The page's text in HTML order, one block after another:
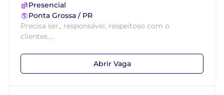
Presencial
Ponta Grossa / PR
Precisa ser,, responsável, respeitoso com o
clientes....
Abrir Vaga